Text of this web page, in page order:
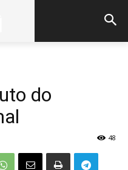
do
48